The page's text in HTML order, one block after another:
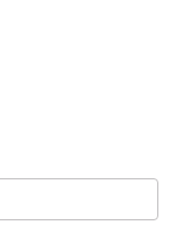
959,00 €